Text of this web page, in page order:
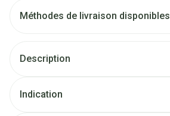
Méthodes de livraison disponibles
Description
Indication